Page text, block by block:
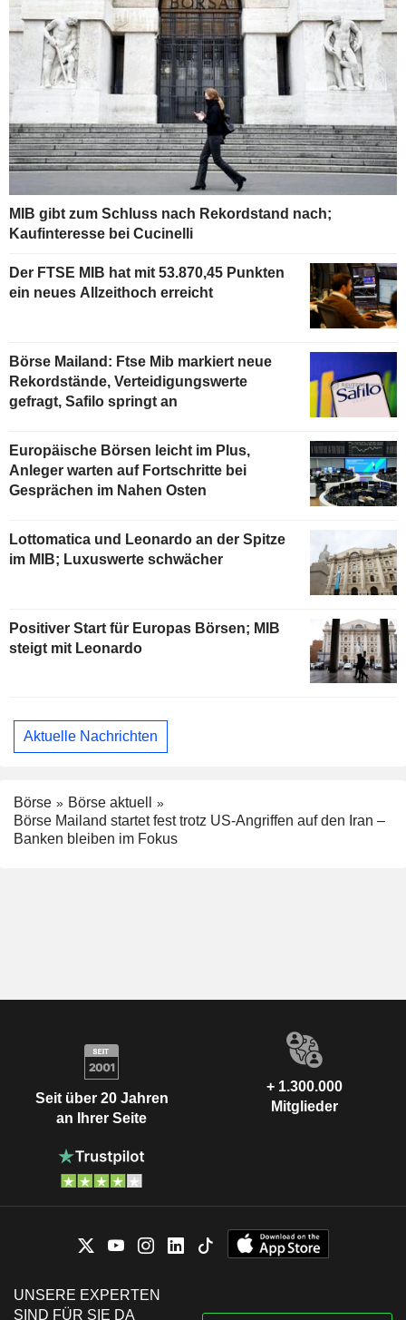
MIB gibt zum Schluss nach Rekordstand nach;
Kaufinteresse bei Cucinelli
Der FTSE MIB hat mit 53.870,45 Punkten
ein neues Allzeithoch erreicht
Börse Mailand: Ftse Mib markiert neue
Rekordstände, Verteidigungswerte
gefragt, Safilo springt an
Europäische Börsen leicht im Plus,
Anleger warten auf Fortschritte bei
Gesprächen im Nahen Osten
Lottomatica und Leonardo an der Spitze
im MIB; Luxuswerte schwächer
Positiver Start für Europas Börsen; MIB
steigt mit Leonardo
Aktuelle Nachrichten
Börse
Börse aktuell
Börse Mailand startet fest trotz US-Angriffen auf den Iran –
Banken bleiben im Fokus
Seit über 20 Jahren
an Ihrer Seite
+ 1.300.000
Mitglieder
UNSERE EXPERTEN
SIND FÜR SIE DA